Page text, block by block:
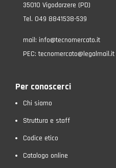
35010 Vigodarzere (PD)
Tel. 049 8841538-539
mail: info@tecnomercato.it
PEC:tecnomercato@legalmail.it
Per conoscerci
Chi siamo
Struttura e staff
Codice etico
Catalogo online